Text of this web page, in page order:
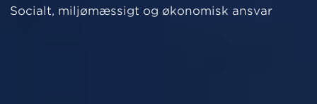
Socialt, miljømæssigt og økonomisk ansvar